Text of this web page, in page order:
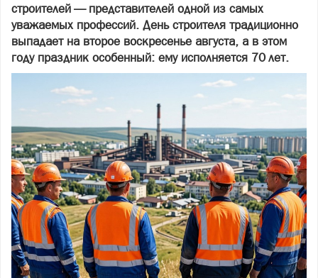
строителей — представителей одной из самых
уважаемых профессий. День строителя традиционно
выпадает на второе воскресенье августа, а в этом
году праздник особенный: ему исполняется 70 лет.